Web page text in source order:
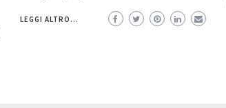
LEGGI ALTRO...